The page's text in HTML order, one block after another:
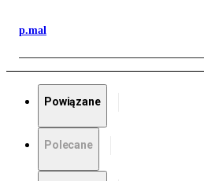
p.mal
Powiązane
Polecane